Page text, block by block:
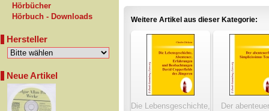
Hörbücher
Hörbuch - Downloads
Hersteller
Neue Artikel
Weitere Artikel aus dieser Kategorie:
Die Lebensgeschichte,
Der